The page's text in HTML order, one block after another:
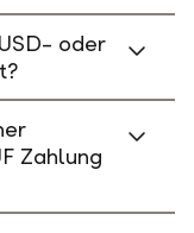
oder
Zahlung